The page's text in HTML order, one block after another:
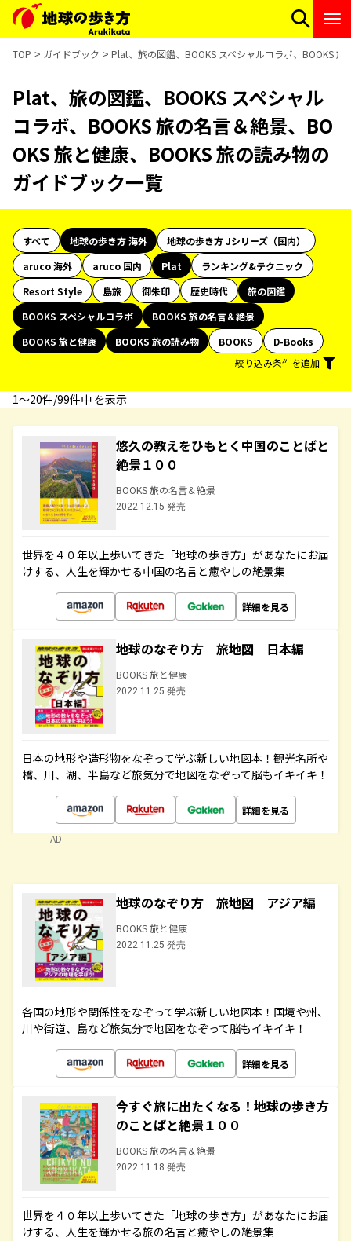
TOP ガイドブック Plat、旅の図鑑、BOOKS スペシャルコラボ、BOOKS
Plat、旅の図鑑、BOOKS スペシャル
コラボ、BOOKS 旅の名言＆絶景、BO
OKS 旅と健康、BOOKS 旅の読み物の
ガイドブック一覧
すべて 地球の歩き方 海外
地球の歩き方 Jシリーズ（国内）
aruco 海外
aruco 国内 Plat
ランキング&テクニック
Resort Style
島旅 御朱印 歴史時代
旅の図鑑
BOOKS スペシャルコラボ
BOOKS 旅の名言＆絶景
BOOKS 旅と健康
BOOKS 旅の読み物 BOOKS
D-Books
絞り込み条件を追加
1〜20件/99件中 を表示
悠久の教えをひもとく中国のことばと
絶景１００
BOOKS 旅の名言＆絶景
2022.12.15 発売
世界を４０年以上歩いてきた「地球の歩き方」があなたにお届
けする、人生を輝かせる中国の名言と癒やしの絶景集
詳細を見る
地球のなぞり方 旅地図 日本編
BOOKS 旅と健康
2022.11.25 発売
日本の地形や造形物をなぞって学ぶ新しい地図本！観光名所や
橋、川、湖、半島など旅気分で地図をなぞって脳もイキイキ！
詳細を見る
AD
地球のなぞり方 旅地図 アジア編
BOOKS 旅と健康
2022.11.25 発売
各国の地形や関係性をなぞって学ぶ新しい地図本！国境や州、
川や街道、島など旅気分で地図をなぞって脳もイキイキ！
詳細を見る
今すぐ旅に出たくなる！地球の歩き方
のことばと絶景１００
BOOKS 旅の名言＆絶景
2022.11.18 発売
世界を４０年以上歩いてきた「地球の歩き方」があなたにお届
けする、人生を輝かせる旅の名言と癒やしの絶景集